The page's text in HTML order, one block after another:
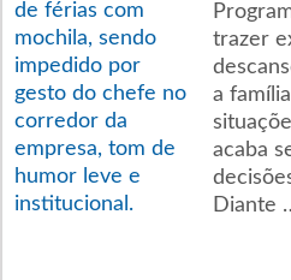
trazer
a
acaba
Diante